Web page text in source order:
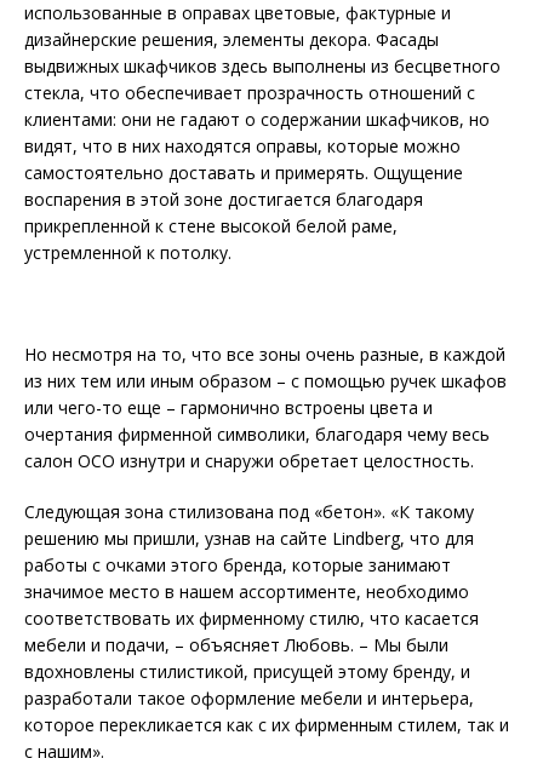
использованные в оправах цветовые, фактурные и
дизайнерские решения, элементы декора. Фасады
выдвижных шкафчиков здесь выполнены из бесцветного
стекла, что обеспечивает прозрачность отношений с
клиентами: они не гадают о содержании шкафчиков, но
видят, что в них находятся оправы, которые можно
самостоятельно доставать и примерять. Ощущение
воспарения в этой зоне достигается благодаря
прикрепленной к стене высокой белой раме,
устремленной к потолку.
Но несмотря на то, что все зоны очень разные, в каждой
из них тем или иным образом – с помощью ручек шкафов
или чего-то еще – гармонично встроены цвета и
очертания фирменной символики, благодаря чему весь
салон ОСО изнутри и снаружи обретает целостность.
Следующая зона стилизована под «бетон». «К такому
решению мы пришли, узнав на сайте Lindberg, что для
работы с очками этого бренда, которые занимают
значимое место в нашем ассортименте, необходимо
соответствовать их фирменному стилю, что касается
мебели и подачи, – объясняет Любовь. – Мы были
вдохновлены стилистикой, присущей этому бренду, и
разработали такое оформление мебели и интерьера,
которое перекликается как с их фирменным стилем, так и
с нашим».